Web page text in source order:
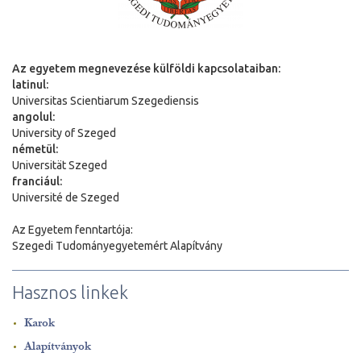
Az egyetem megnevezése külföldi kapcsolataiban:
latinul:
Universitas Scientiarum Szegediensis
angolul:
University of Szeged
németül:
Universität Szeged
franciául:
Université de Szeged
Az Egyetem fenntartója:
Szegedi Tudományegyetemért Alapítvány
Hasznos linkek
Karok
Alapítványok